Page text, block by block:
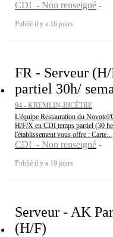
CDI - Non renseigné
Publié il y a 16 jours
FR - Serveur
partiel 30h/
94 - KREMLIN-BICÊTRE
L'équipe Restauration du Novotel/
H/F/X en CDI temps partiel (30
l'établissement vous offre : Carte...
CDI - Non renseigné
Publié il y a 19 jours
Serveur - AK
(H/F)